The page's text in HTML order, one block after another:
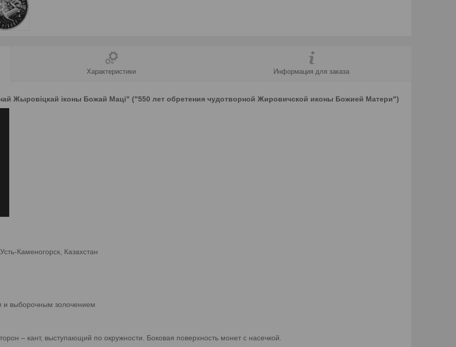
Характеристики Информация для заказа
Жыровіцкай іконы Божай Маці" ("550 лет обретения чудотворной Жировичской иконы Божией Матери")
Каменогорск, Казахстан
и выборочным золочением
– кант, выступающий по окружности. Боковая поверхность монет с насечкой.